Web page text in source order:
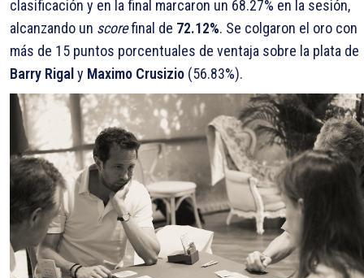
clasificación y en la final marcaron un 68.27% en la sesión,
alcanzando un scorefinal de 72.12%. Se colgaron el oro con
más de 15 puntos porcentuales de ventaja sobre la plata de
Barry Rigaly Maximo Crusizio(56.83%).